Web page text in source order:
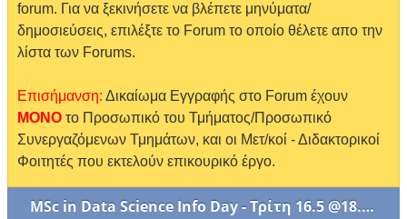
forum. Για να ξεκινήσετε να βλέπετε μηνύματα/
δημοσιεύσεις, επιλέξτε το Forum το οποίο θέλετε απο την
λίστα των Forums.
Επισήμανση: Δικαίωμα Εγγραφής στο Forum έχουν
MONO το Προσωπικό του Τμήματος/Προσωπικό
Συνεργαζόμενων Τμημάτων, και οι Μετ/κοί - Διδακτορικοί
Φοιτητές που εκτελούν επικουρικό έργο.
MSc in Data Science Info Day - Τρίτη 16.5 @18.30 | Online